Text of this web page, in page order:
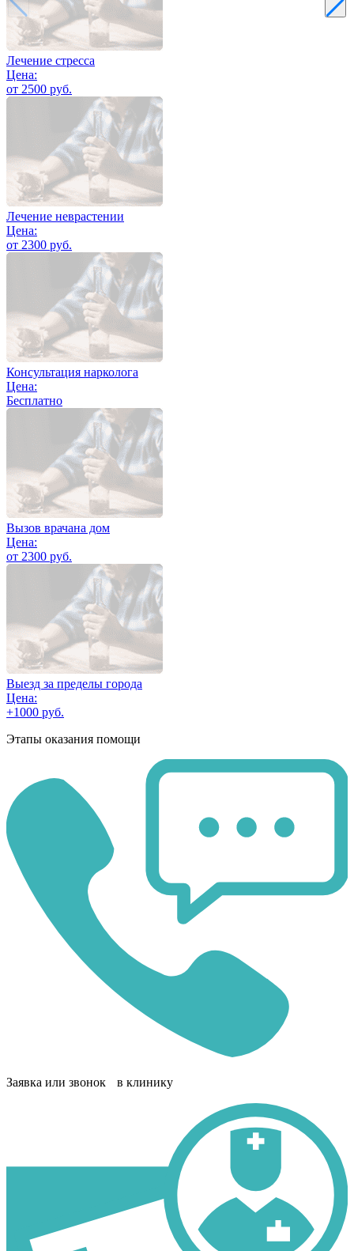
Лечение стресса
Цена:
от 2500 руб.
Лечение неврастении
Цена:
от 2300 руб.
Консультация нарколога
Цена:
Бесплатно
Вызов врачана дом
Цена:
от 2300 руб.
Выезд за пределы города
Цена:
+1000 руб.
Этапы оказания помощи
Заявка или звонок в клинику